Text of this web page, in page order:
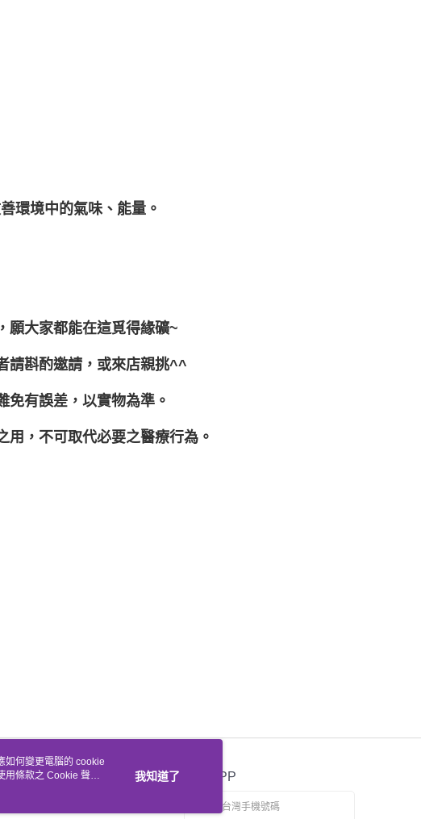
環境中的氣味、能量。
願大家都能在這覓得緣礦~
請斟酌邀請，或來店親挑^^
免有誤差，以實物為準。
用，不可取代必要之醫療行為。
官方APP
如何變更電腦的 cookie
用條款之 Cookie 聲明
我知道了